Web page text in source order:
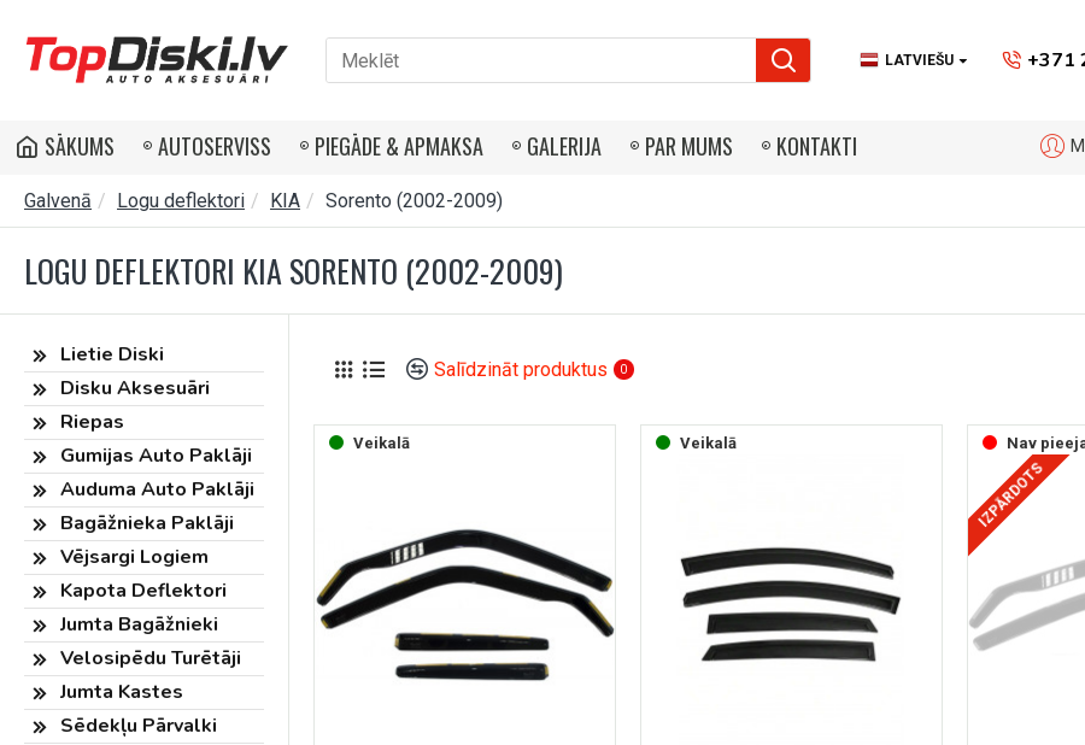
LATVIEŠU +371
SĀKUMS AUTOSERVISS PIEGĀDE & APMAKSA GALERIJA PAR MUMS KONTAKTI
Galvenā Logu deflektori KIA Sorento (2002-2009)
LOGU DEFLEKTORI KIA SORENTO (2002-2009)
Lietie Diski
Disku Aksesuāri
Riepas
Gumijas Auto Paklāji
Auduma Auto Paklāji
Bagāžnieka Paklāji
Vējsargi Logiem
Kapota Deflektori
Jumta Bagāžnieki
Velosipēdu Turētāji
Jumta Kastes
Sēdekļu Pārvalki
Salīdzināt produktus 0
Veikalā Veikalā Nav
IZPĀRDOTS